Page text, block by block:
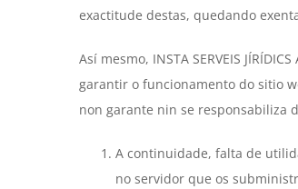
exactitude destas, quedando
Así mesmo, INSTA SERVEIS
garantir o funcionamento do sitio
non garante nin se responsabiliza
A continuidade, falta de
no servidor que os